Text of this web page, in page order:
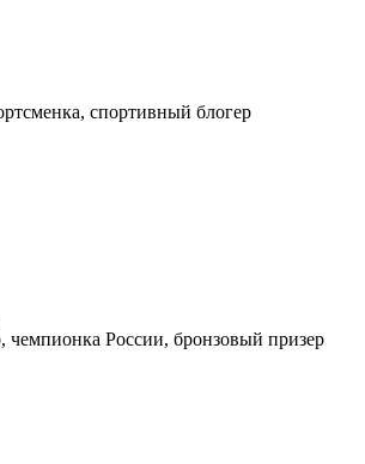
спортивный блогер
чемпионка России, бронзовый призер